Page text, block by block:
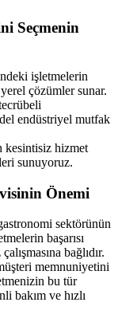
Seçmenin
işletmelerin
çözümler sunar.
endüstriyel mutfak
kesintisiz hizmet
sunuyoruz.
Önemi
sektörünün
başarısı
bağlıdır.
memnuniyetini
bu tür
bakım ve hızlı